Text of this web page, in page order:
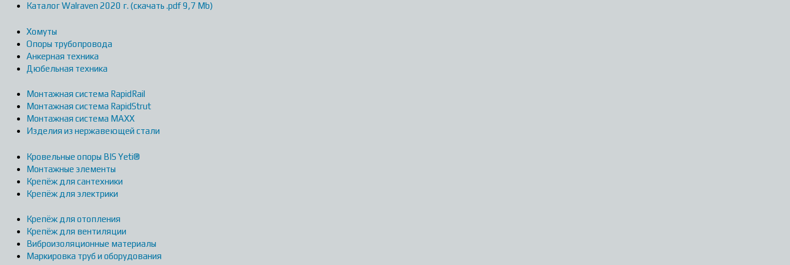
Каталог Walraven 2020 г. (скачать .pdf 9,7 Mb)
Хомуты
Опоры трубопровода
Анкерная техника
Дюбельная техника
Монтажная система RapidRail
Монтажная система RapidStrut
Монтажная система MAXX
Изделия из нержавеющей стали
Кровельные опоры BIS Yeti®
Монтажные элементы
Крепёж для сантехники
Крепёж для электрики
Крепёж для отопления
Крепёж для вентиляции
Виброизоляционные материалы
Маркировка труб и оборудования